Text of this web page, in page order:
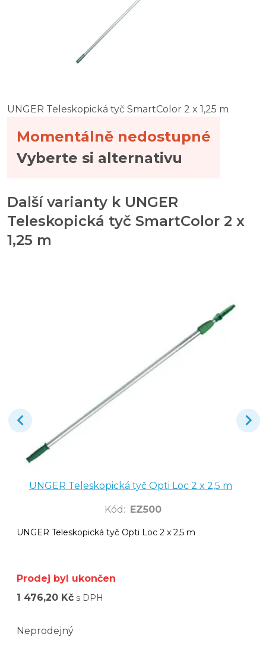
UNGER Teleskopická tyč SmartColor 2 x 1,25 m
Momentálně nedostupné
Vyberte si alternativu
Další varianty k UNGER
Teleskopická tyč SmartColor 2 x
1,25 m
UNGER Teleskopická tyč Opti Loc 2 x 2,5 m
Kód : EZ500
UNGER Teleskopická tyč Opti Loc 2 x 2,5 m
Prodej byl ukončen
1 476,20 Kč s DPH
Neprodejný